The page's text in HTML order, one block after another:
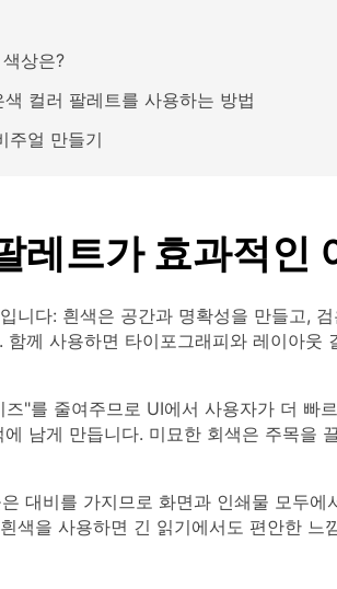
상은?
컬러 팔레트를 사용하는 방법
주얼 만들기
레트가 효과적인
니다: 흰색은 공간과 명확성을 만들고,
께 사용하면 타이포그래피와 레이아웃
"를 줄여주므로 UI에서 사용자가 더 빠
남게 만듭니다. 미묘한 회색은 주목을
대비를 가지므로 화면과 인쇄물 모두에
색을 사용하면 긴 읽기에서도 편안한 느